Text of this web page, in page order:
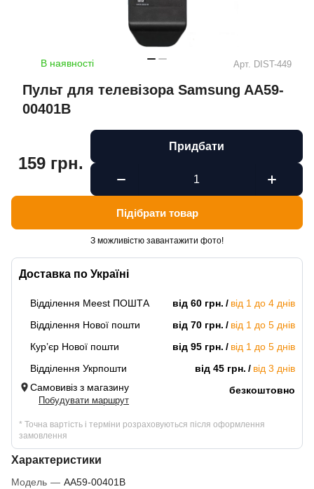
В наявності Арт. DIST-449
Пульт для телевізора Samsung AA59-
00401B
Доставка по Україні
Відділення Meest ПОШТА від 60 грн.
від 1 до 4 днів
Відділення Нової пошти
від 70 грн.
від 1 до 5 днів
Кур’єр Нової пошти
від 95 грн.
від 1 до 5 днів
Відділення Укрпошти
від 45 грн.
від 3 днів
Самовивіз з магазину
Побудувати маршрут
безкоштовно
* Точна вартість і терміни розраховуються після оформлення
замовлення
Характеристики
Модель — AA59-00401B
159 грн.
Придбати
Підібрати товар
З можливістю завантажити фото!